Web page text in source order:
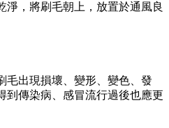
淨，將刷毛朝上，放置於通風良
毛出現損壞、變形、變色、發
到傳染病、感冒流行過後也應更